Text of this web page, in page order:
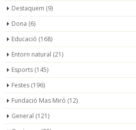
Destaquem (9)
Dona (6)
Educació (168)
Entorn natural (21)
Esports (145)
Festes (196)
Fundació Mas Miró (12)
General (121)